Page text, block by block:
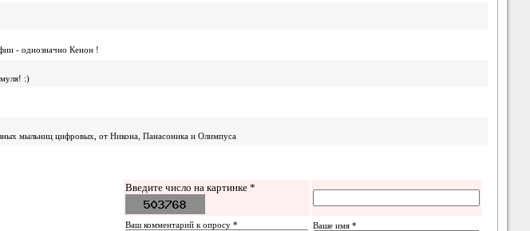
фотографии - однозначно Кенон !
:)
мыльниц цифровых, от Никона, Панасоника и Олимпуса
Введите число на картинке *
Ваш комментарий к опросу * Ваше имя *